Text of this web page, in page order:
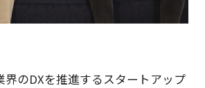
界のDXを推進するスタートアップ